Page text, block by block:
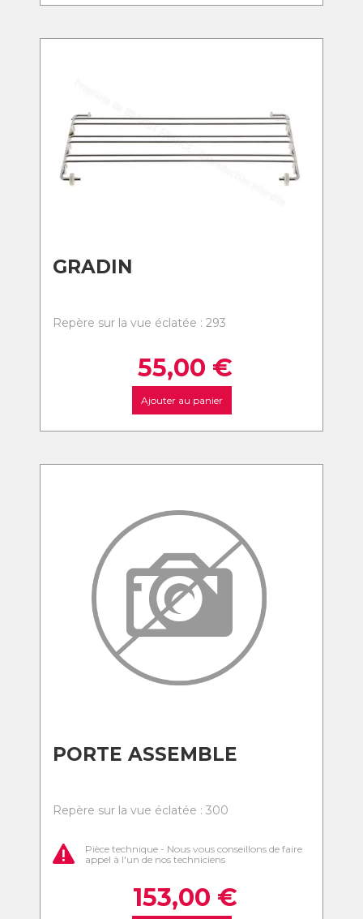
GRADIN
Repère sur la vue éclatée : 293
55,00 €
Ajouter au panier
PORTE ASSEMBLE
Repère sur la vue éclatée : 300
Pièce technique - Nous vous conseillons de faire
appel à l'un de nos techniciens
153,00 €